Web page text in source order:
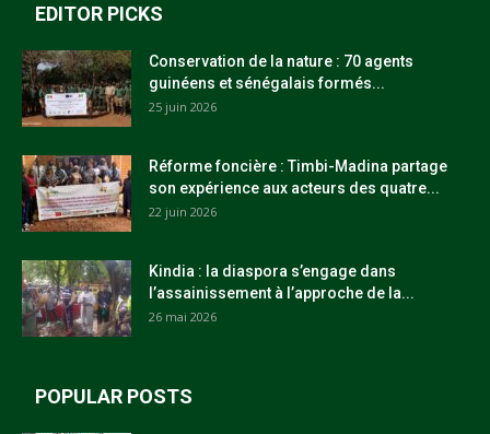
EDITOR PICKS
Conservation de la nature : 70 agents
guinéens et sénégalais formés...
25 juin 2026
Réforme foncière : Timbi-Madina partage
son expérience aux acteurs des quatre...
22 juin 2026
Kindia : la diaspora s’engage dans
l’assainissement à l’approche de la...
26 mai 2026
POPULAR POSTS